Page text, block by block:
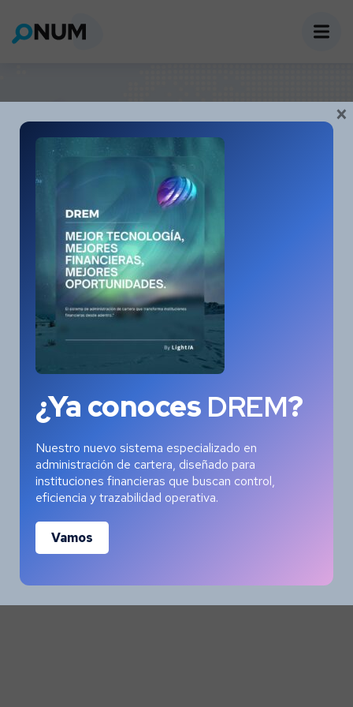
Blog Slider
Blog Slider
SIN CATEGORÍA
Asantini 4 Abril, 2023
¡Hola mundo!
Bienvenido a WordPress. Esta es tu primera
entrada. Edítala o bórrala, ¡luego empieza a...
¿Ya conoces DREM?
Nuestro nuevo sistema especializado en
administración de cartera, diseñado para
instituciones financieras que buscan control,
eficiencia y trazabilidad operativa.
Vamos
×